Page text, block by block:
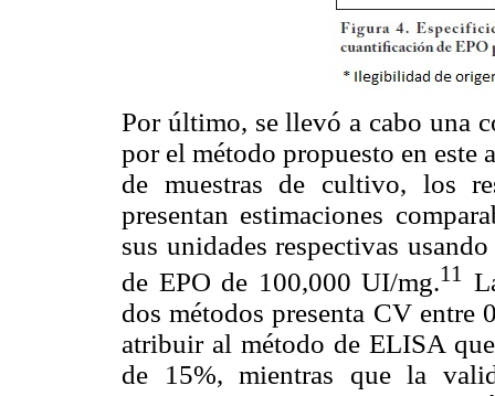
Por último, se llevó a cabo una
por el método propuesto en
de muestras de cultivo, los
presentan estimaciones
sus unidades respectivas
de EPO de 100,000 UI/mg.11
dos métodos presenta CV entre
atribuir al método de ELISA
de 15%, mientras que la